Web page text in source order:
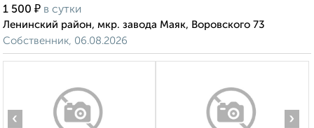
1 500 ₽ в сутки
Ленинский район, мкр. завода Маяк, Воровского 73
Собственник, 06.08.2026
‹ ›